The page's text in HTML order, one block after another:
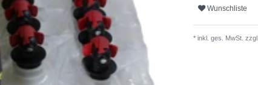
Wunschliste
* inkl. ges. MwSt. zzgl.